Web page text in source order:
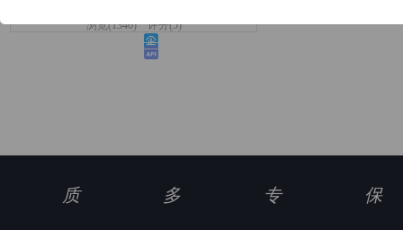
浏览(1346) 评分(5)
质 多 专 保